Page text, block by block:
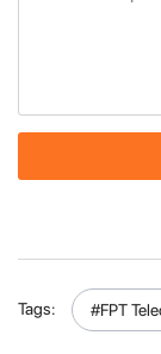
Tags: #FPT